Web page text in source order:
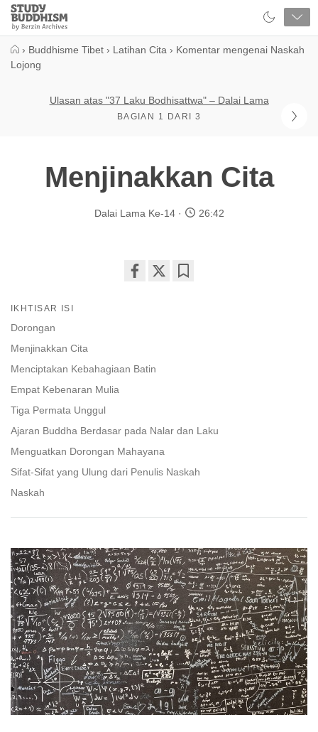
Close
Study
Buddhism
› Buddhisme Tibet › Latihan Cita › Komentar mengenai Naskah
Lojong
Ulasan atas "37 Laku Bodhisattwa" – Dalai Lama
BAGIAN 1 DARI 3
Menjinakkan Cita
Dalai Lama Ke-14 26:42
IKHTISAR ISI
Dorongan
Menjinakkan Cita
Menciptakan Kebahagiaan Batin
Empat Kebenaran Mulia
Tiga Permata Unggul
Ajaran Buddha Berdasar pada Nalar dan Laku
Menguatkan Dorongan Mahayana
Sifat-Sifat yang Ulung dari Penulis Naskah
Naskah